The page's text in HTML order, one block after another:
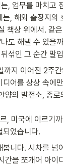
, 업무를 마치고
, 해외 출장지의
책상 위에서. 같
도 해낼 수 있을
섞인 그 순간 말
지 이어진 2주
디어를 상상 속에
양의 발전소, 종
, 미국에 이르기
되었습니다.
봅니다. 시차를 넘
간을 쪼개어 아이